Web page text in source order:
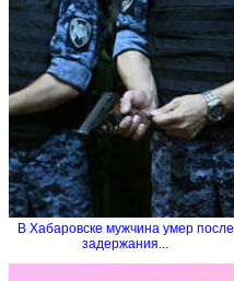
В Хабаровске мужчина умер после
задержания...